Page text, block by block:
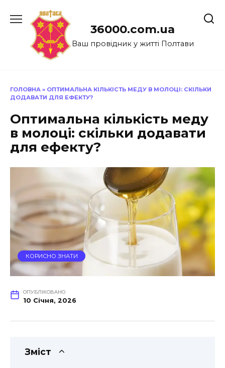
до
36000.com.ua
Ваш провідник у житті Полтави
ГОЛОВНА » ОПТИМАЛЬНА КІЛЬКІСТЬ МЕДУ В МОЛОЦІ: СКІЛЬКИ
ДОДАВАТИ ДЛЯ ЕФЕКТУ?
Оптимальна кількість меду
в молоці: скільки додавати
для ефекту?
КОРИСНО ЗНАТИ
ОПУБЛІКОВАНО
10 Січня, 2026
Зміст